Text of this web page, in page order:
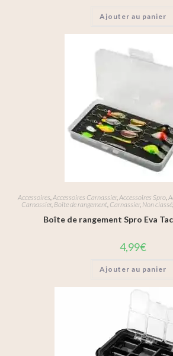
Ajouter au panier
Accessoires,Accessoires Carnassier,Accessoires Spro,
Carnassier, Boîte de rangement, Carnassier, Non classé,
Boîte de rangement Spro Eva
4,99€
Ajouter au panier